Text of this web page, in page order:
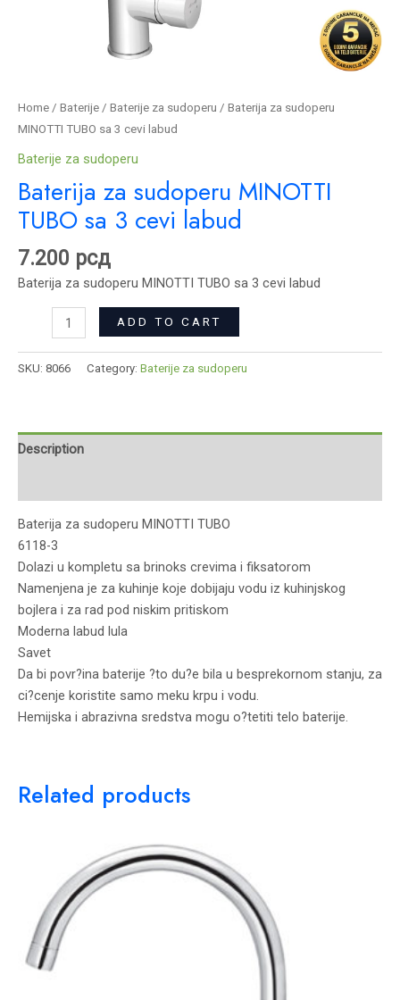
Home / Baterije / Baterije za sudoperu / Baterija za sudoperu
MINOTTI TUBO sa 3 cevi labud
Baterije za sudoperu
Baterija za sudoperu MINOTTI
TUBO sa 3 cevi labud
7.200 рсд
Baterija za sudoperu MINOTTI TUBO sa 3 cevi labud
ADD TO CART
SKU: 8066 Category: Baterije za sudoperu
Description
Baterija za sudoperu MINOTTI TUBO
6118-3
Dolazi u kompletu sa brinoks crevima i fiksatorom
Namenjena je za kuhinje koje dobijaju vodu iz kuhinjskog
bojlera i za rad pod niskim pritiskom
Moderna labud lula
Savet
Da bi povr?ina baterije ?to du?e bila u besprekornom stanju, za
ci?cenje koristite samo meku krpu i vodu.
Hemijska i abrazivna sredstva mogu o?tetiti telo baterije.
Related products